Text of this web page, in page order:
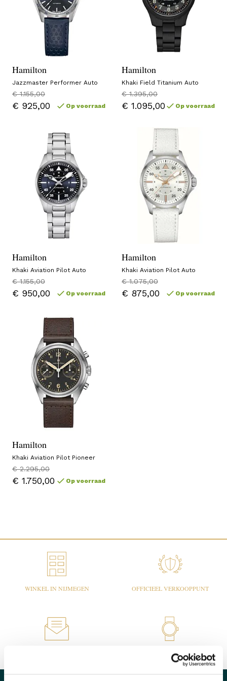
Hamilton
Jazzmaster Performer Auto
€ 1.155,00
€ 925,00 Op voorraad
Hamilton
Khaki Field Titanium Auto
€ 1.395,00
€ 1.095,00 Op voorraad
Hamilton
Khaki Aviation Pilot Auto
€ 1.155,00
€ 950,00 Op voorraad
Hamilton
Khaki Aviation Pilot Auto
€ 1.075,00
€ 875,00 Op voorraad
Hamilton
Khaki Aviation Pilot Pioneer
€ 2.295,00
€ 1.750,00 Op voorraad
WINKEL IN NIJMEGEN OFFICIEEL VERKOOPPUNT
INRUILEN HORLOGE